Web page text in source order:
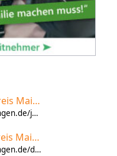
JobCenter Landkreis Mainz Bingen
http://www.mainz-bingen.de/jobcenter/themen/buero_fuer_fluechtlingsangelegenheiten.php?navid=
Sozialamt Landkreis Mainz- Bingen - Fachbereich Asyl und Integration
http://www.mainz-bingen.de/deutsch/verwaltung/GB_III/Soziales/asyl_integration.php?navid=94